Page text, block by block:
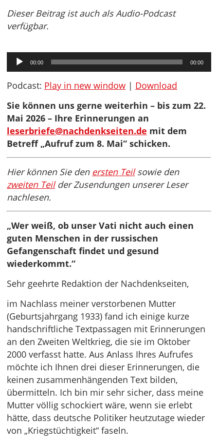
Dieser Beitrag ist auch als Audio-Podcast
verfügbar.
Audio-
Player
00:00 00:00
Podcast: Play in new window | Download
Sie können uns gerne weiterhin – bis zum 22.
Mai 2026 – Ihre Erinnerungen an
leserbriefe@nachdenkseiten.de mit dem
Betreff „Aufruf zum 8. Mai“ schicken.
Hier können Sie den ersten Teilsowie den
zweiten Teilder Zusendungen unserer Leser
nachlesen.
„Wer weiß, ob unser Vati nicht auch einen
guten Menschen in der russischen
Gefangenschaft findet und gesund
wiederkommt.“
Sehr geehrte Redaktion der Nachdenkseiten,
im Nachlass meiner verstorbenen Mutter
(Geburtsjahrgang 1933) fand ich einige kurze
handschriftliche Textpassagen mit Erinnerungen
an den Zweiten Weltkrieg, die sie im Oktober
2000 verfasst hatte. Aus Anlass Ihres Aufrufes
möchte ich Ihnen drei dieser Erinnerungen, die
keinen zusammenhängenden Text bilden,
übermitteln. Ich bin mir sehr sicher, dass meine
Mutter völlig schockiert wäre, wenn sie erlebt
hätte, dass deutsche Politiker heutzutage wieder
von „Kriegstüchtigkeit“ faseln.